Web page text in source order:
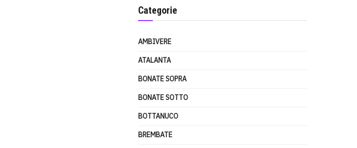
Categorie
AMBIVERE
ATALANTA
BONATE SOPRA
BONATE SOTTO
BOTTANUCO
BREMBATE